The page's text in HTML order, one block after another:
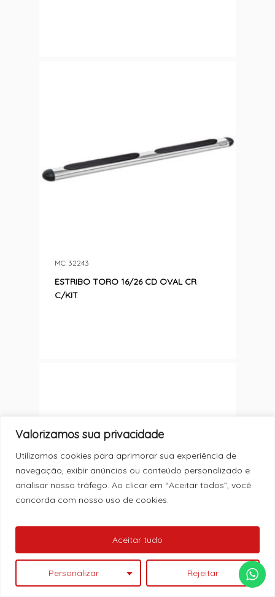
Valorizamos sua privacidade
Utilizamos cookies para aprimorar sua experiência de
navegação, exibir anúncios ou conteúdo personalizado e
analisar nosso tráfego. Ao clicar em “Aceitar todos”, você
concorda com nosso uso de cookies.
Personalizar Rejeitar
Aceitar tudo
Ver Catálogo
ESTRIBO TORO 16/26 CD OVAL CR
C/KIT
MC: 32243
ESTRIBO TR4 03/15 OVAL PR C/KIT